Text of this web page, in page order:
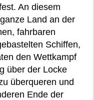
An diesem
Land an der
fahrbaren
Schiffen,
den Wettkampf
über der Locke
überqueren und
Ende der